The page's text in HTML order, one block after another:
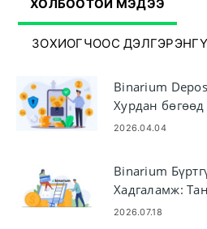
ХОЛБООТОЙ МЭДЭЭ
ЗОХИОГЧООС
Binarium
Хурдан
2026.04.04
Binarium
Хадгаламж:
2026.07.18